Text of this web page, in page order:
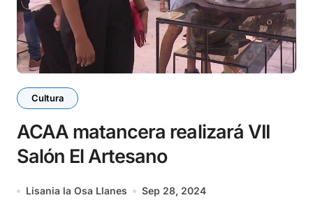
Cultura
ACAA matancera realizará VII
Salón El Artesano
Lisania la Osa Llanes Sep 28, 2024